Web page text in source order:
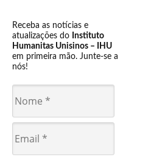
Receba as notícias e
atualizações do Instituto
Humanitas Unisinos – IHU
em primeira mão. Junte-se a
nós!